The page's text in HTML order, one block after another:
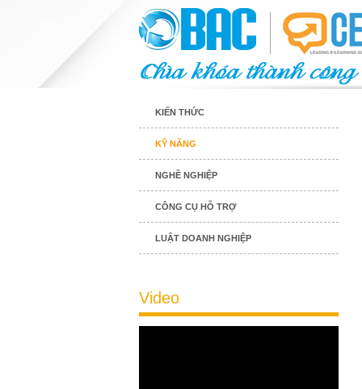
KIẾN THỨC
KỸ NĂNG
NGHỀ NGHIỆP
CÔNG CỤ HỖ TRỢ
LUẬT DOANH NGHIỆP
Video